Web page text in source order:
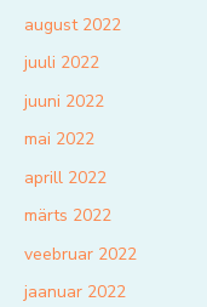
august 2022
juuli 2022
juuni 2022
mai 2022
aprill 2022
märts 2022
veebruar 2022
jaanuar 2022